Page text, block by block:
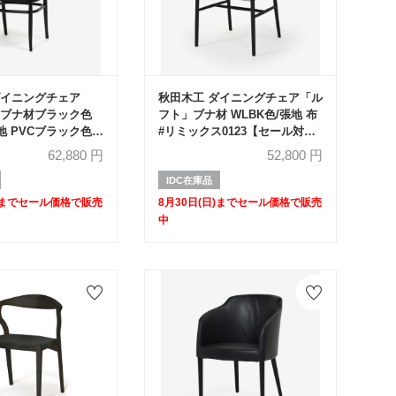
ニングチェア
ナ材ブラック色
PVCブラック色
り【セール対象品
62,880 円
でセール価格で販売
秋田木工 ダイニングチェア「ル
フト」ブナ材 WLBK色/張地 布
#リミックス0123【セール対象
52,800 円
IDC在庫品
8月30日(日)までセール価格で販売
中